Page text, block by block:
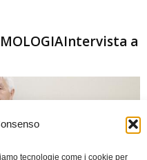
tecnologie come i cookie per
a